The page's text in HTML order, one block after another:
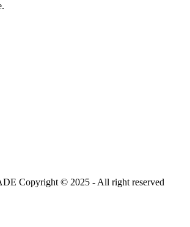
Copyright © 2025 - All right reserved